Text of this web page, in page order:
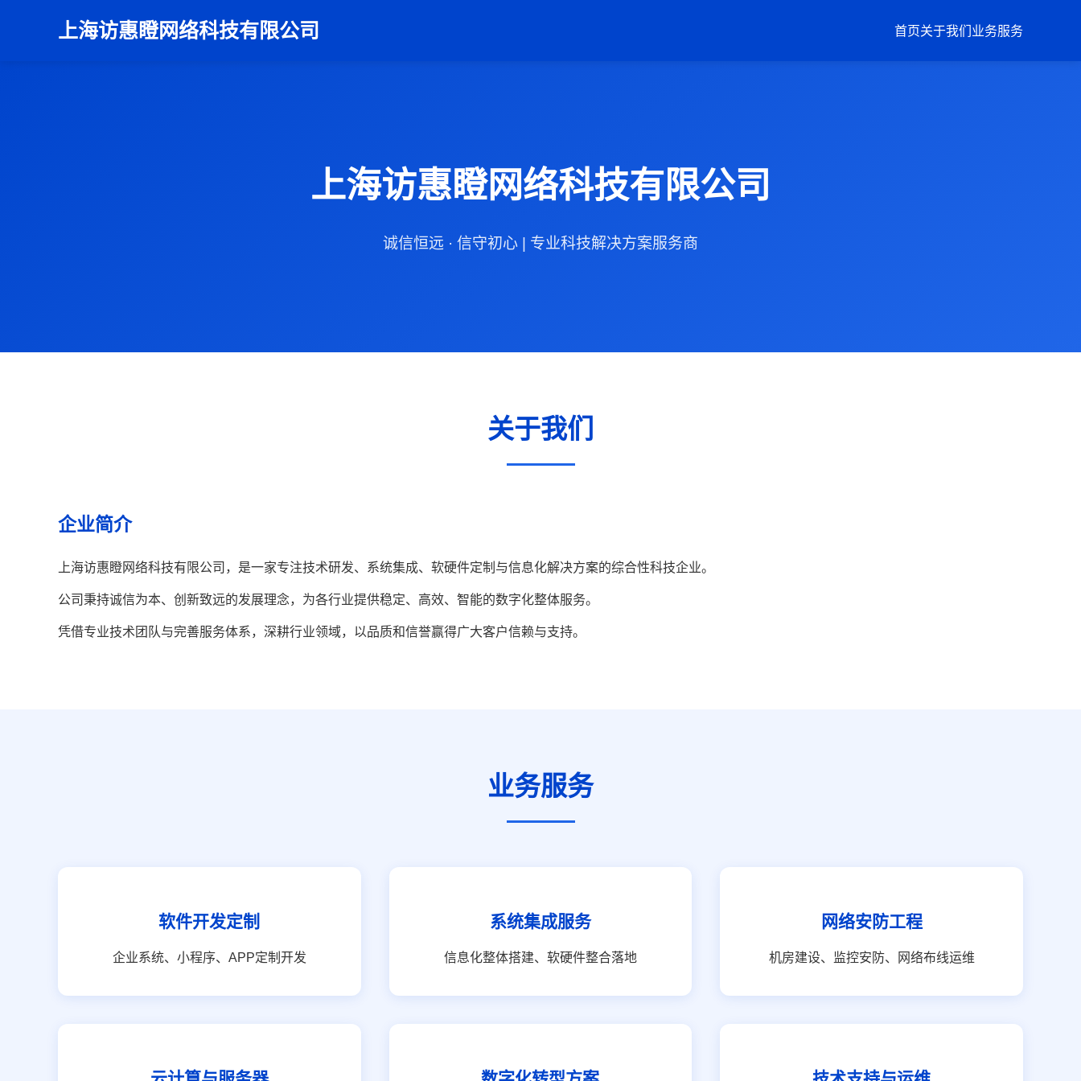
上海访惠瞪网络科技有限公司 首页关于我们 业务服务
上海访惠瞪网络科技有限公司
诚信恒远 · 信守初心 | 专业科技解决方案服务商
关于我们
企业简介
上海访惠瞪网络科技有限公司，是一家专注技术研发、系统集成、软硬件定制与信息化解决方案的综合性科技企业。
公司秉持诚信为本、创新致远的发展理念，为各行业提供稳定、高效、智能的数字化整体服务。
凭借专业技术团队与完善服务体系，深耕行业领域，以品质和信誉赢得广大客户信赖与支持。
业务服务
软件开发定制
企业系统、小程序、APP定制开发
系统集成服务
信息化整体搭建、软硬件整合落地
网络安防工程
机房建设、监控安防、网络布线运维